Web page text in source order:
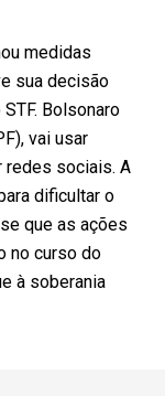
medidas
sua decisão
Bolsonaro
vai usar
redes sociais. A
dificultar o
que as ações
no curso do
à soberania